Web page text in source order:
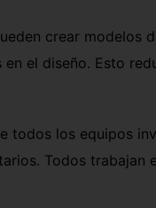
crear modelos
el diseño. Esto
todos los equipos
Todos trabajan